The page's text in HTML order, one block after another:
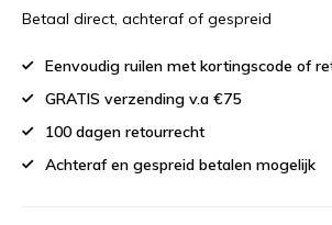
Betaal direct, achteraf of gespreid
Eenvoudig ruilen met kortingscode of
GRATIS verzending v.a €75
100 dagen retourrecht
Achteraf en gespreid betalen mogelijk